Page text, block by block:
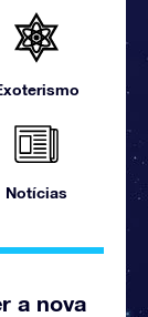
Notícias
a nova